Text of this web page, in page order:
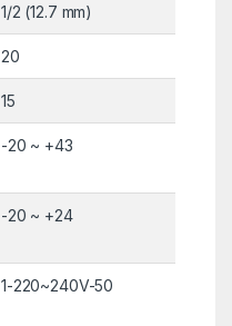
1/2 (12.7 mm)
20
15
-20 ~ +43
-20 ~ +24
1-220~240V-50